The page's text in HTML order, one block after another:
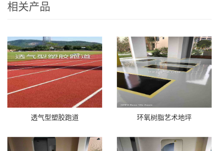
相关产品
透气型塑胶跑道 环氧树脂艺术地坪